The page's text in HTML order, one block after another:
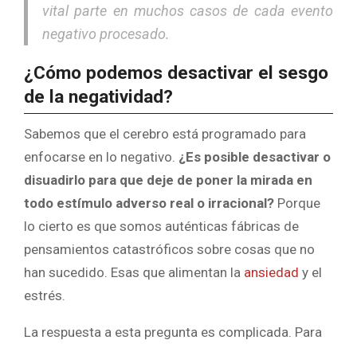
vital parte en muchos casos de cada evento
negativo procesado.
¿Cómo podemos desactivar el sesgo
de la negatividad?
Sabemos que el cerebro está programado para
enfocarse en lo negativo. ¿Es posible desactivar o
disuadirlo para que deje de poner la mirada en
todo estímulo adverso real o irracional? Porque
lo cierto es que somos auténticas fábricas de
pensamientos catastróficos sobre cosas que no
han sucedido. Esas que alimentan la ansiedad y el
estrés.
La respuesta a esta pregunta es complicada. Para